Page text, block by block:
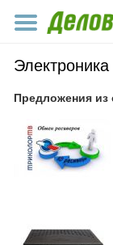
Электроника
Предложения из